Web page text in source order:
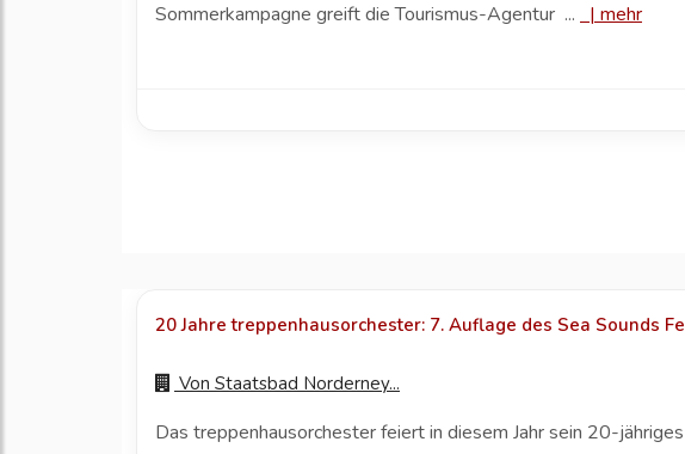
Sommerkampagne greift die Tourismus-Agentur ... |mehr
20 Jahre treppenhausorchester: 7. Auflage des Sea Sounds
Von Staatsbad Norderney...
Das treppenhausorchester feiert in diesem Jahr sein 20-